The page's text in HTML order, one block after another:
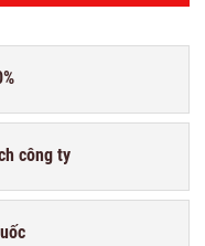
công ty